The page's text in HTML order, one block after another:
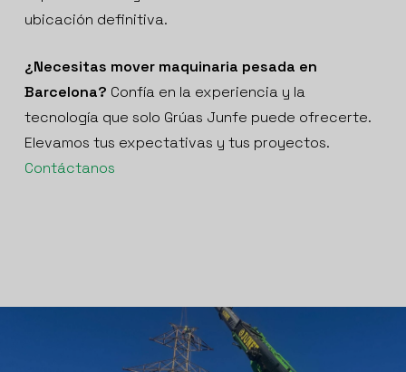
ubicación definitiva.
¿Necesitas mover maquinaria pesada en
Barcelona? Confía en la experiencia y la
tecnología que solo Grúas Junfe puede ofrecerte.
Elevamos tus expectativas y tus proyectos.
Contáctanos